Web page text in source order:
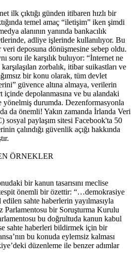
ilk çıktığı günden itibaren hızlı bir
temel amaç “iletişim” iken şimdi
alanının yanında bankacılık
adliye işlerinde kullanılıyor. Bu
veri deposuna dönüşmesine sebep oldu.
soru ile karşılık buluyor: “İnternet ne
zorbalık, itibar suikastları ve
bir konu olarak, tüm devlet
güvence altına almaya, verilerin
depolanmasına ve bu alandaki
yönelmiş durumda. Dezenformasyonla
da önemli! Yakın zamanda İrlanda Veri
paylaşım sitesi Facebook'ta 50
çalındığı güvenlik açığı hakkında
ÖRNEKLER
bir kanun tasarısını meclise
önemli bir özettir: “…demokrasiye
sahte haberlerin yayılmasıyla
Parlamentosu bir Soruşturma Kurulu
bu doğrultuda kanun kabul
sahte haberleri bildirmek için bir
bu konuda eylemsiz kalması
düzenleme ile benzer adımlar